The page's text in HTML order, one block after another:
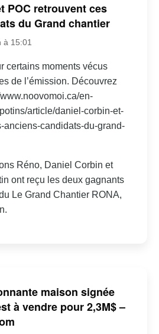
POC retrouvent ces
du Grand chantier
à 15:01
certains moments vécus
de l’émission. Découvrez
en-
article/daniel-corbin-et-
anciens-candidats-du-grand-
Réno, Daniel Corbin et
ont reçu les deux gagnants
Le Grand Chantier RONA,
maison signée
à vendre pour 2,3M$ –